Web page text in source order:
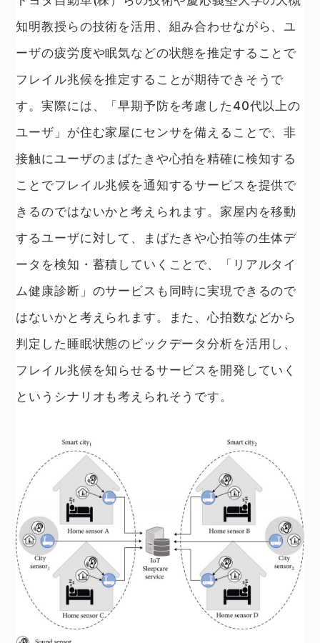
知明教授らの技術を活用、組み合わせながら、ユ
ーザの疲労度や眠気などの状態を推定することで
フレイル兆候を推定することが期待できそうで
す。実際には、「早期予防を考慮した40代以上の
ユーザ」が住む家屋にセンサを備えることで、非
接触にユーザのまばたきや心拍を精確に検知する
ことでフレイル兆候を通知するサービスを提供で
きるのではないかと考えられます。家屋内を移動
するユーザに対して、まばたきや心拍等の生体デ
ータを検知・蓄積していくことで、「リアルタイ
ム健康診断」のサービスも同時に実現できるので
はないかと考えられます。また、心拍数などから
判定した睡眠状態のビックデータ分析を活用し、
フレイル兆候を知らせるサービスを開発していく
というシナリオも考えられそうです。